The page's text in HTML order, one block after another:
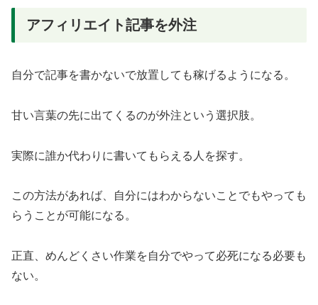
アフィリエイト記事を外注
自分で記事を書かないで放置しても稼げるようになる。
甘い言葉の先に出てくるのが外注という選択肢。
実際に誰か代わりに書いてもらえる人を探す。
この方法があれば、自分にはわからないことでもやっても
らうことが可能になる。
正直、めんどくさい作業を自分でやって必死になる必要も
ない。